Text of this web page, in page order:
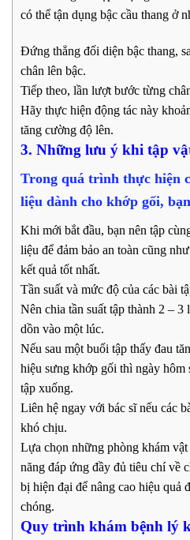
có thể tận dụng bậc cầu thang ở
Đứng thẳng đối diện bậc thang,
chân lên bậc.
Tiếp theo, lần lượt bước từng
Hãy thực hiện động tác này
tăng cường độ lên.
3. Những lưu ý khi tập
Trong quá trình thực hiện
liệu dành cho khớp gối,
Khi mới bắt đầu, bạn nên tập
liệu để đảm bảo an toàn cũng
kết quả tốt nhất.
Tần suất và mức độ của các bài
Nên chia tần suất tập thành 2 – 3
dồn vào một lúc.
Nếu sau một buổi tập thấy đau
hiệu sưng khớp gối thì ngày hôm
tập xuống.
Liên hệ ngay với bác sĩ nếu các
khó chịu.
Lựa chọn những phòng khám
năng đáp ứng đầy đủ tiêu chí về
bị hiện đại để nâng cao hiệu quả
chóng.
Quy trình khám bệnh lý